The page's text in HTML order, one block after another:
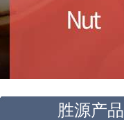
胜源产品